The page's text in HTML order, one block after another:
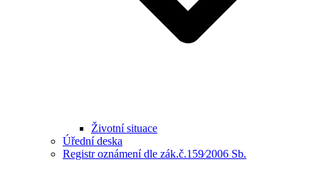
Životní situace
Úřední deska
Registr oznámení dle zák.č.159⁄2006 Sb.